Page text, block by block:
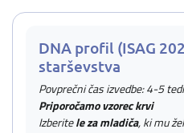
DNA profil (ISAG
starševstva
Povprečni čas izvedbe: 4-5
Priporočamo vzorec krvi
Izberitele za mladiča, ki mu